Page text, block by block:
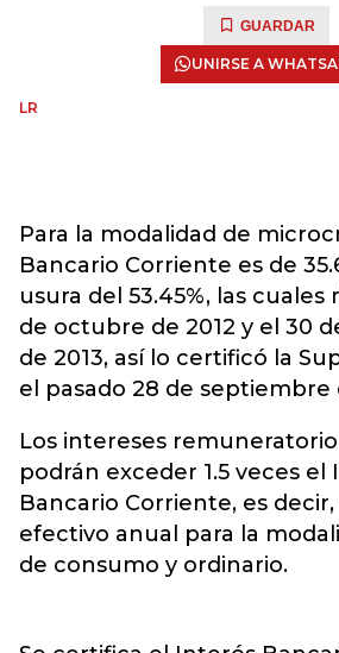
GUARDAR
UNIRSE A
LR
Para la modalidad de
Bancario Corriente es de
usura del 53.45%, las cuales
de octubre de 2012 y el 30
de 2013, así lo certificó la
el pasado 28 de septiembre
Los intereses
podrán exceder 1.5 veces el
Bancario Corriente, es decir,
efectivo anual para la
de consumo y ordinario.